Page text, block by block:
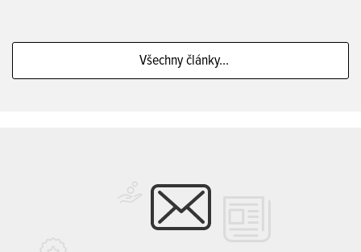
Všechny články...